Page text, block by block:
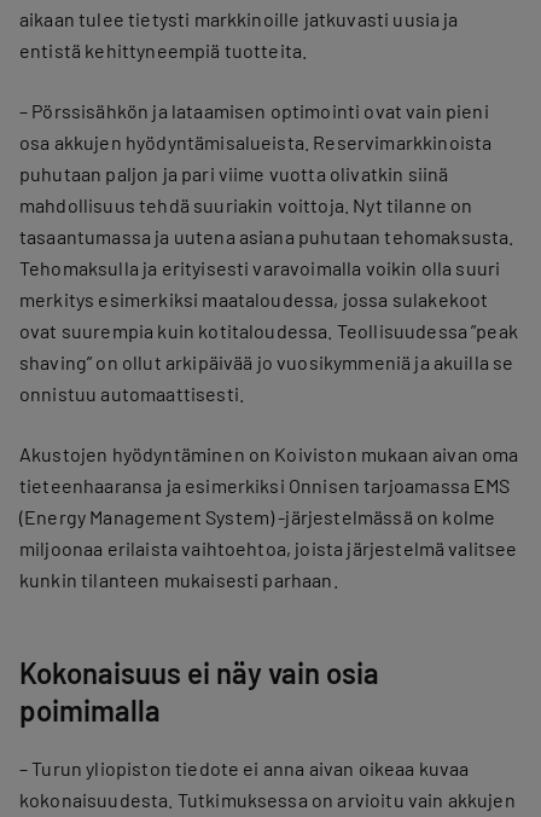
aikaan tulee tietysti markkinoille jatkuvasti uusia ja
entistä kehittyneempiä tuotteita.
– Pörssisähkön ja lataamisen optimointi ovat vain pieni
osa akkujen hyödyntämisalueista. Reservimarkkinoista
puhutaan paljon ja pari viime vuotta olivatkin siinä
mahdollisuus tehdä suuriakin voittoja. Nyt tilanne on
tasaantumassa ja uutena asiana puhutaan tehomaksusta.
Tehomaksulla ja erityisesti varavoimalla voikin olla suuri
merkitys esimerkiksi maataloudessa, jossa sulakekoot
ovat suurempia kuin kotitaloudessa. Teollisuudessa ”peak
shaving” on ollut arkipäivää jo vuosikymmeniä ja akuilla se
onnistuu automaattisesti.
Akustojen hyödyntäminen on Koiviston mukaan aivan oma
tieteenhaaransa ja esimerkiksi Onnisen tarjoamassa EMS
(Energy Management System) -järjestelmässä on kolme
miljoonaa erilaista vaihtoehtoa, joista järjestelmä valitsee
kunkin tilanteen mukaisesti parhaan.
Kokonaisuus ei näy vain osia
poimimalla
– Turun yliopiston tiedote ei anna aivan oikeaa kuvaa
kokonaisuudesta. Tutkimuksessa on arvioitu vain akkujen